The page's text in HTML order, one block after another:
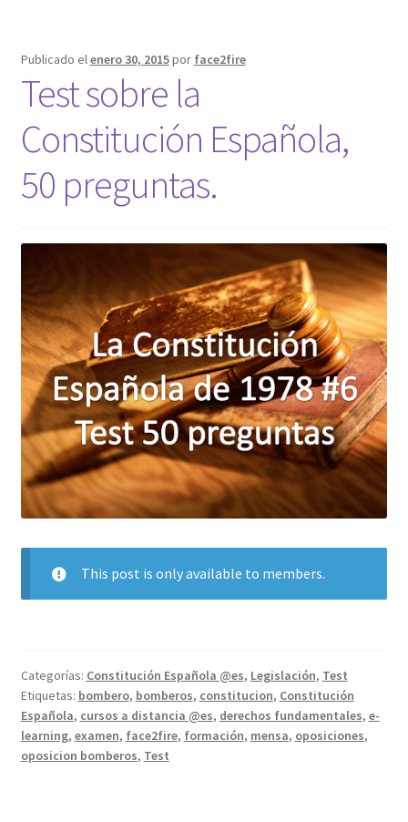
judicial
#1
Publicado elenero 30, 2015por face2fire
Test sobre la
Constitución Española,
50 preguntas.
This post is only available to members.
Categorías: Constitución Española @es, Legislación, Test
Etiquetas: bombero, bomberos, constitucion, Constitución
Española, cursos a distancia @es, derechos fundamentales, e-
learning, examen, face2fire, formación, mensa, oposiciones,
oposicion bomberos, Test